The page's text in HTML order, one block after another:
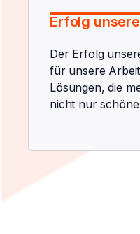
Erfolg
Der Erfolg
für unsere
Lösungen, die
nicht nur